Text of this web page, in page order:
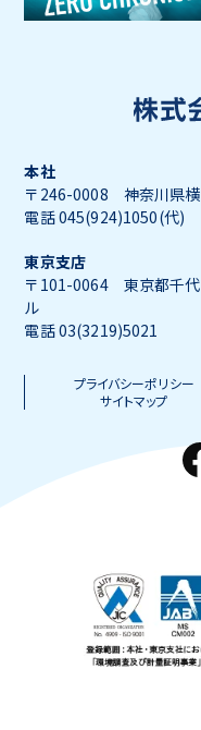
本社
〒246-0008 神奈川県横
電話 045(924)1050(代)
東京支店
〒101-0064 東京都千代
ル
電話 03(3219)5021
プライバシーポリシー
サイトマップ